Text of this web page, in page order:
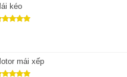
kéo
mái xếp